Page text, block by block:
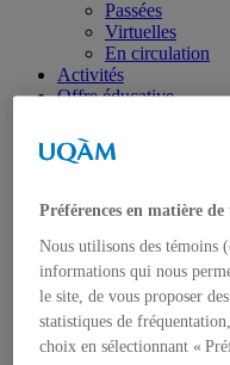
Passées
Virtuelles
En circulation
Activités
Offre éducative
Collection
Collection
À propos de la
Toutes les
À propos des
À propos des
Actualités
À propos
Accessibilité
Préférences en matière de
Nous utilisons des témoins
informations qui nous
le site, de vous proposer
statistiques de
choix en sélectionnant «